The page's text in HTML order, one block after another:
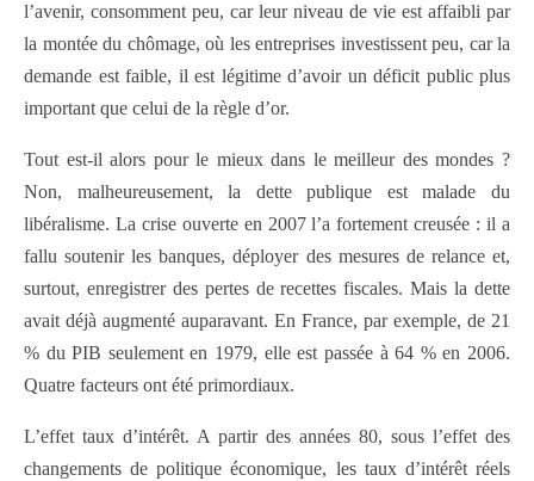
l’avenir, consomment peu, car leur niveau de vie est affaibli par
la montée du chômage, où les entreprises investissent peu, car la
demande est faible, il est légitime d’avoir un déficit public plus
important que celui de la règle d’or.
Tout est-il alors pour le mieux dans le meilleur des mondes ?
Non, malheureusement, la dette publique est malade du
libéralisme. La crise ouverte en 2007 l’a fortement creusée : il a
fallu soutenir les banques, déployer des mesures de relance et,
surtout, enregistrer des pertes de recettes fiscales. Mais la dette
avait déjà augmenté auparavant. En France, par exemple, de 21
% du PIB seulement en 1979, elle est passée à 64 % en 2006.
Quatre facteurs ont été primordiaux.
L’effet taux d’intérêt. A partir des années 80, sous l’effet des
changements de politique économique, les taux d’intérêt réels